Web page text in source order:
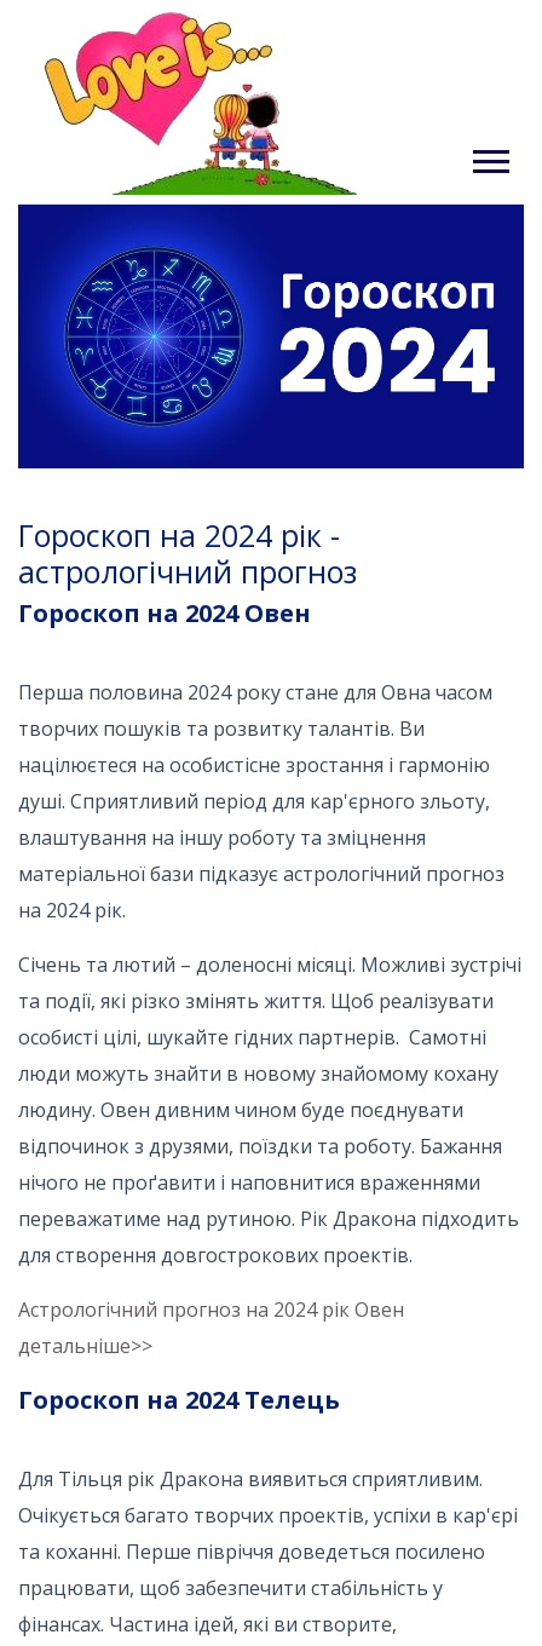
Гороскоп на 2024 рік -
астрологічний прогноз
Гороскоп на 2024 Овен
Перша половина 2024 року стане для Овна часом
творчих пошуків та розвитку талантів. Ви
націлюєтеся на особистісне зростання і гармонію
душі. Сприятливий період для кар'єрного зльоту,
влаштування на іншу роботу та зміцнення
матеріальної бази підказує астрологічний прогноз
на 2024 рік.
Січень та лютий – доленосні місяці. Можливі зустрічі
та події, які різко змінять життя. Щоб реалізувати
особисті цілі, шукайте гідних партнерів. Самотні
люди можуть знайти в новому знайомому кохану
людину. Овен дивним чином буде поєднувати
відпочинок з друзями, поїздки та роботу. Бажання
нічого не проґавити і наповнитися враженнями
переважатиме над рутиною. Рік Дракона підходить
для створення довгострокових проектів.
Астрологічний прогноз на 2024 рік Овен
детальніше>>
Гороскоп на 2024 Телець
Для Тільця рік Дракона виявиться сприятливим.
Очікується багато творчих проектів, успіхи в кар'єрі
та коханні. Перше півріччя доведеться посилено
працювати, щоб забезпечити стабільність у
фінансах. Частина ідей, які ви створите,